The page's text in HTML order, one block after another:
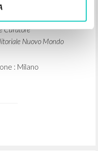
Curatore
Nuovo Mondo
: Milano